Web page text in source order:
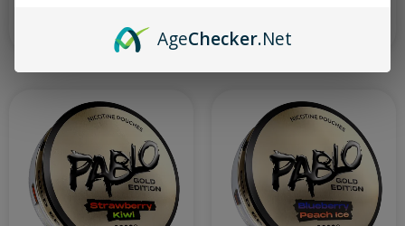
カートに入れる AgeChecker.Net